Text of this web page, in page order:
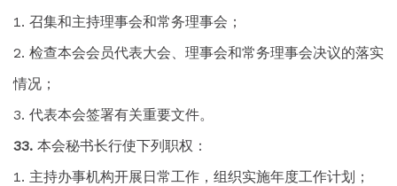
召集和主持理事会和常务理事会；
检查本会会员代表大会、理事会和常务理事会决议的落实
情况；
代表本会签署有关重要文件。
本会秘书长行使下列职权：
主持办事机构开展日常工作，组织实施年度工作计划；